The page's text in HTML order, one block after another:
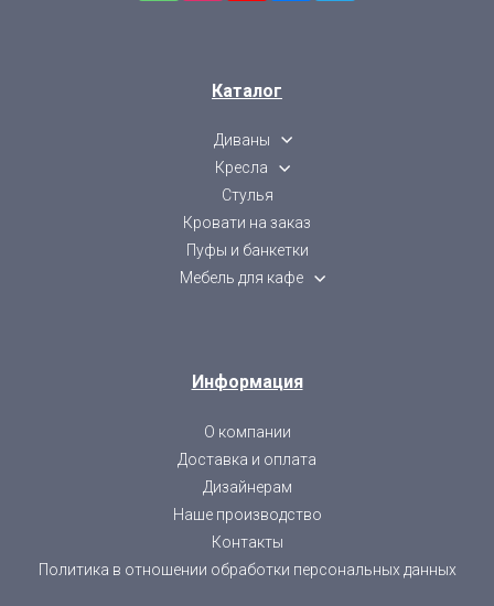
Каталог
Диваны
Кресла
Стулья
Кровати на заказ
Пуфы и банкетки
Мебель для кафе
Информация
О компании
Доставка и оплата
Дизайнерам
Наше производство
Контакты
Политика в отношении обработки персональных данных